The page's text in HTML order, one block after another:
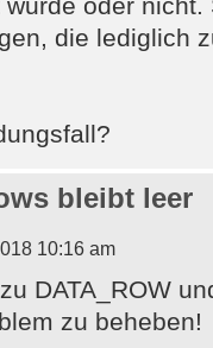
die lediglich
bleibt leer
10:16 am
DATA_ROW
zu beheben!